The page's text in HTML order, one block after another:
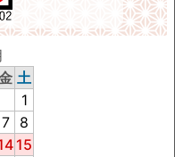
土
1
7
8
15